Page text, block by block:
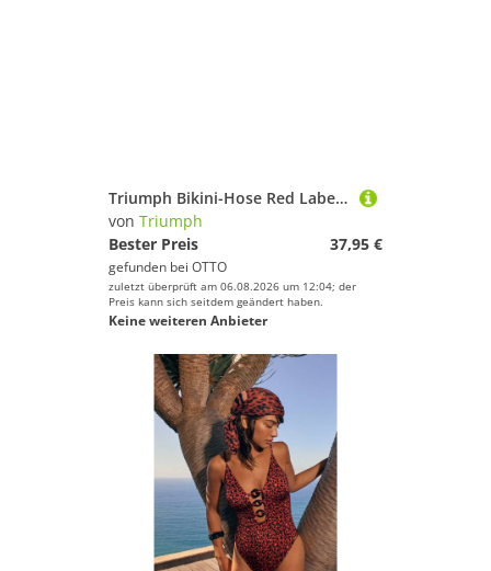
Triumph Bikini-Hose Red Label Summer Twist Unterwäsche,Bikini,Bikini-Hose
von Triumph
Bester Preis
37,95 €
gefunden bei OTTO
zuletzt überprüft am 06.08.2026 um 12:04; der
Preis kann sich seitdem geändert haben.
Keine weiteren Anbieter